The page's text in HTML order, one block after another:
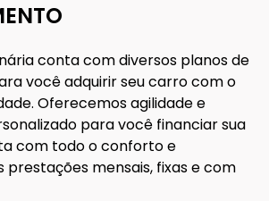
conta com diversos planos de
você adquirir seu carro com o
Oferecemos agilidade e
para você financiar sua
com todo o conforto e
prestações mensais, fixas e com